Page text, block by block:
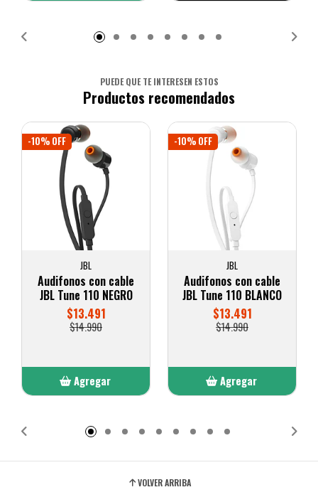
PUEDE QUE TE INTERESEN ESTOS
Productos recomendados
-10% OFF
JBL
Audifonos con cable
JBL Tune 110 NEGRO
$13.491
$14.990
Agregar
-10% OFF
JBL
Audifonos con cable
JBL Tune 110 BLANCO
$13.491
$14.990
Agregar
VOLVER ARRIBA